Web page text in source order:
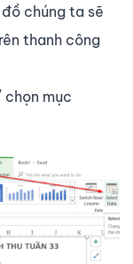
chúng ta sẽ
thanh công
chọn mục